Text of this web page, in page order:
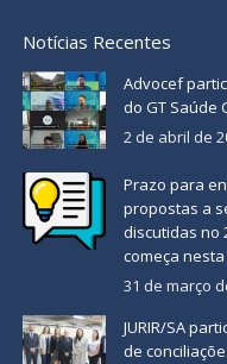
Notícias Recentes
Advocef
do GT Saúde
2 de abril de
Prazo para
propostas a
discutidas no
começa nesta
31 de março
JURIR/SA
de